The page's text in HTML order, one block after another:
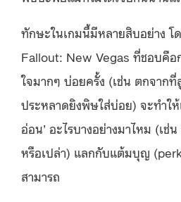
ทักษะในเกมนี้มีหลายสิบอย่าง โ
Fallout: New Vegas ที่ชอบคือ
ใจมากๆ บ่อยครั้ง (เช่น ตกจาก
ประหลาดยิงพิษใส่บ่อย) จะทำให้
อ่อน’ อะไรบางอย่างมาไหม (เช่
หรือเปล่า) แลกกับแต้มบุญ
สามารถ